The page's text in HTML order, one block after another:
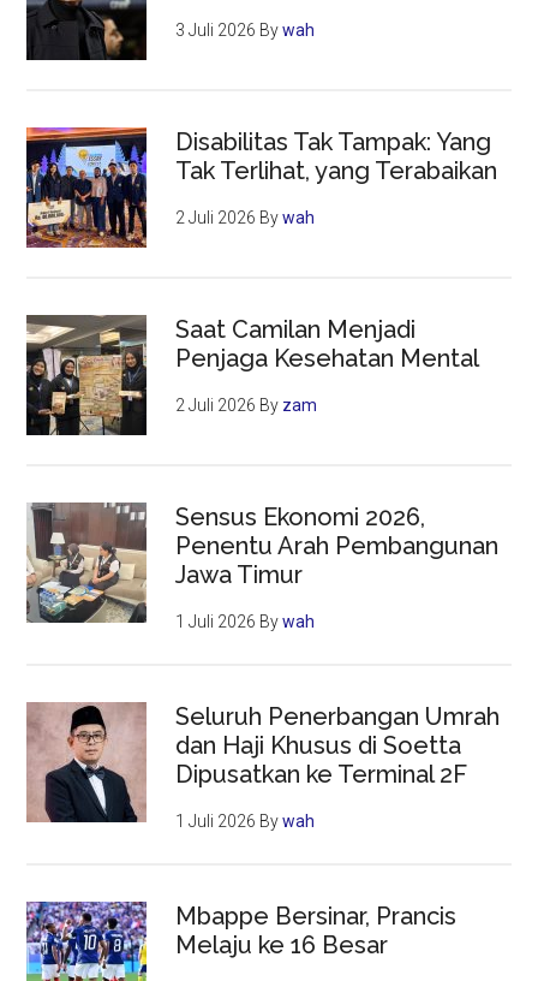
3 Juli 2026 Bywah
Disabilitas Tak Tampak: Yang
Tak Terlihat, yang Terabaikan
2 Juli 2026 Bywah
Saat Camilan Menjadi
Penjaga Kesehatan Mental
2 Juli 2026 By zam
Sensus Ekonomi 2026,
Penentu Arah Pembangunan
Jawa Timur
1 Juli 2026 Bywah
Seluruh Penerbangan Umrah
dan Haji Khusus di Soetta
Dipusatkan ke Terminal 2F
1 Juli 2026 Bywah
Mbappe Bersinar, Prancis
Melaju ke 16 Besar